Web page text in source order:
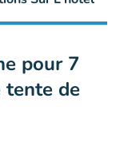
pour 7
tente de